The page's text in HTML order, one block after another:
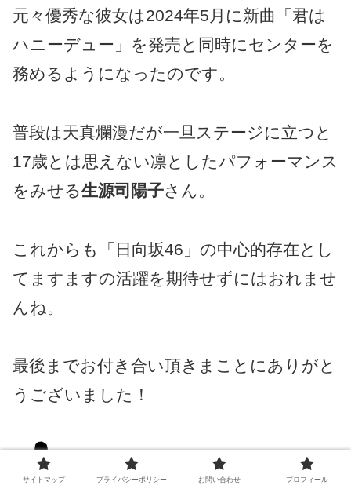
元々優秀な彼女は2024年5月に新曲「君は
ハニーデュー」を発売と同時にセンターを
務めるようになったのです。
普段は天真爛漫だが一旦ステージに立つと
17歳とは思えない凛としたパフォーマンス
をみせる生源司陽子さん。
これからも「日向坂46」の中心的存在とし
てますますの活躍を期待せずにはおれませ
んね。
最後までお付き合い頂きまことにありがと
うございました！
サイトマップ プライバシーポリシー お問い合わせ プロフィール